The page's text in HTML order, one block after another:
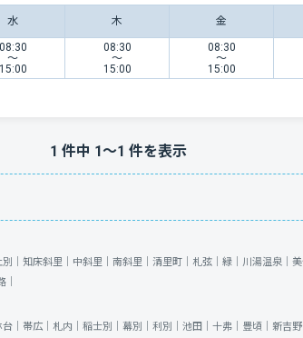
水 木 金
08:30
〜
15:00
08:30
〜
15:00
08:30
〜
15:00
1 件中 1〜1 件を表示
｜ 知床斜里｜ 中斜里｜ 南斜里｜ 清里町｜ 札弦｜ 緑｜ 川湯温泉｜ 美
｜
｜ 帯広｜ 札内｜ 稲士別｜ 幕別｜ 利別｜ 池田｜ 十弗｜ 豊頃｜ 新吉野